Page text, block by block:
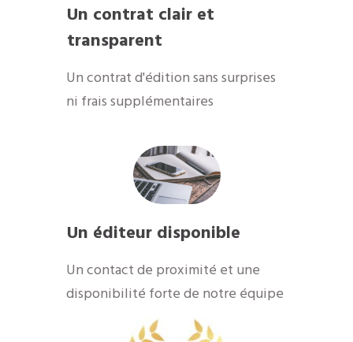
Un contrat clair et
transparent
Un contrat d'édition sans surprises
ni frais supplémentaires
Un éditeur disponible
​Un contact de proximité et une
disponibilité forte de notre équipe